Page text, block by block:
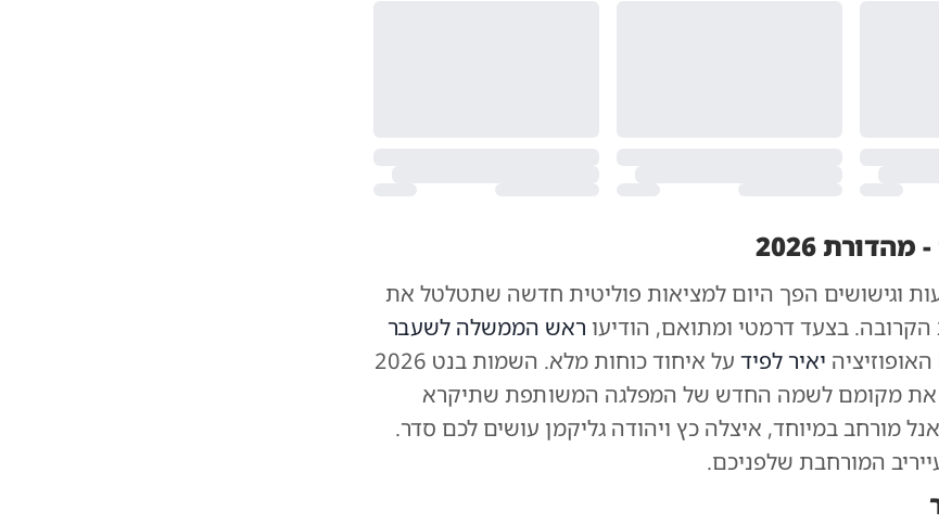
2026
וגישושים הפך היום למציאות פוליטית חדשה שתטלטל את
בצעד דרמטי ומתואם, הודיעו ראש הממשלה לשעבר
יאיר לפיד
על איחוד כוחות מלא. השמות בנט 2026
את מקומם לשמה החדש של המפלגה המשותפת שתיקרא
מורחב במיוחד, איצלה כץ ויהודה גליקמן עושים לכם סדר.
המורחבת שלפניכם.